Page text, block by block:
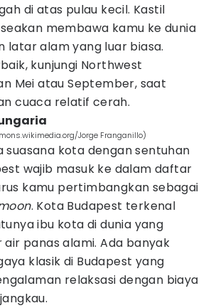
di atas pulau kecil. Kastil
membawa kamu ke dunia
latar alam yang luar biasa.
kunjungi Northwest
Mei atau September, saat
cuaca relatif cerah.
Jorge Franganillo)
suasana kota dengan sentuhan
wajib masuk ke dalam daftar
kamu pertimbangkan sebagai
. Kota Budapest terkenal
ibu kota di dunia yang
panas alami. Ada banyak
klasik di Budapest yang
relaksasi dengan biaya